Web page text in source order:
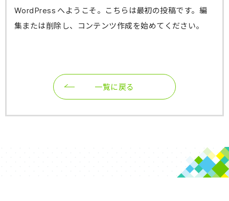
WordPress へようこそ。こちらは最初の投稿です。編
集または削除し、コンテンツ作成を始めてください。
一覧に戻る